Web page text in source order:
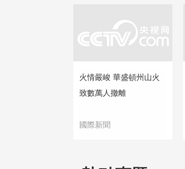
火情嚴峻 華盛頓州山火
致數萬人撤離
國際新聞